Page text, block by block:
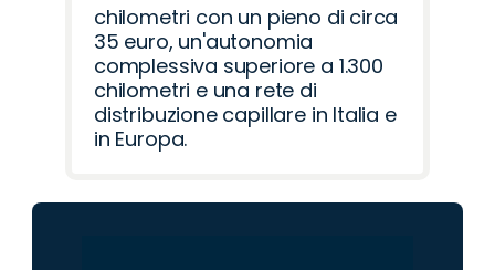
chilometri con un pieno di circa
35 euro, un'autonomia
complessiva superiore a 1.300
chilometri e una rete di
distribuzione capillare in Italia e
in Europa.